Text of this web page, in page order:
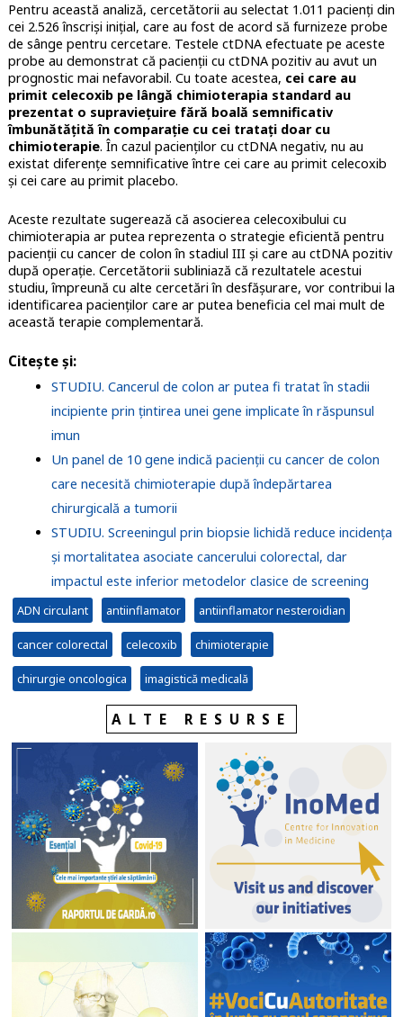
Pentru această analiză, cercetătorii au selectat 1.011 pacienți din
cei 2.526 înscriși inițial, care au fost de acord să furnizeze probe
de sânge pentru cercetare. Testele ctDNA efectuate pe aceste
probe au demonstrat că pacienții cu ctDNA pozitiv au avut un
prognostic mai nefavorabil. Cu toate acestea, cei care au
primit celecoxib pe lângă chimioterapia standard au
prezentat o supraviețuire fără boală semnificativ
îmbunătățită în comparație cu cei tratați doar cu
chimioterapie. În cazul pacienților cu ctDNA negativ, nu au
existat diferențe semnificative între cei care au primit celecoxib
și cei care au primit placebo.
Aceste rezultate sugerează că asocierea celecoxibului cu
chimioterapia ar putea reprezenta o strategie eficientă pentru
pacienții cu cancer de colon în stadiul III și care au ctDNA pozitiv
după operație. Cercetătorii subliniază că rezultatele acestui
studiu, împreună cu alte cercetări în desfășurare, vor contribui la
identificarea pacienților care ar putea beneficia cel mai mult de
această terapie complementară.
Citește și:
STUDIU. Cancerul de colon ar putea fi tratat în stadii
incipiente prin țintirea unei gene implicate în răspunsul
imun
Un panel de 10 gene indică pacienţii cu cancer de colon
care necesită chimioterapie după îndepărtarea
chirurgicală a tumorii
STUDIU. Screeningul prin biopsie lichidă reduce incidența
și mortalitatea asociate cancerului colorectal, dar
impactul este inferior metodelor clasice de screening
ADN circulant antiinflamator antiinflamator nesteroidian
cancer colorectal celecoxib chimioterapie
chirurgie oncologica imagistică medicală
ALTE RESURSE